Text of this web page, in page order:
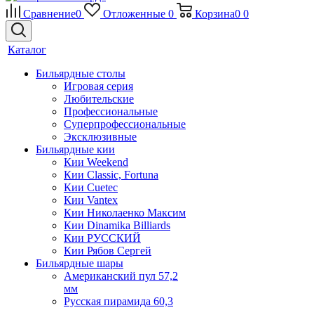
Сравнение0 Отложенные 0 Корзина0 0
Каталог
Бильярдные столы
Игровая серия
Любительские
Профессиональные
Суперпрофессиональные
Эксклюзивные
Бильярдные кии
Кии Weekend
Кии Classic, Fortuna
Кии Cuetec
Кии Vantex
Кии Николаенко Максим
Кии Dinamika Billiards
Кии РУССКИЙ
Кии Рябов Сергей
Бильярдные шары
Американский пул 57,2
мм
Русская пирамида 60,3